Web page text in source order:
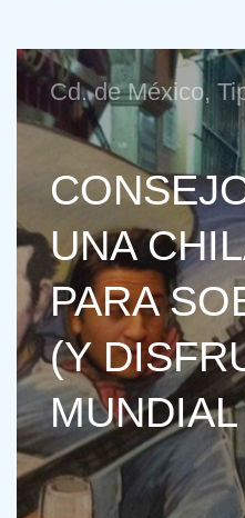
Cd. de México,
UNA
PARA
(Y